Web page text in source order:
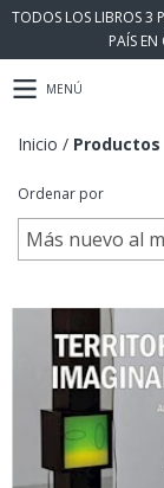
TODOS LOS LIBROS 3
PAÍS
MENÚ
Inicio / Productos
Ordenar por